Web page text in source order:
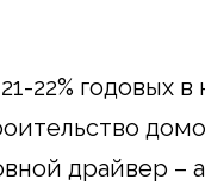
22% годовых в
драйвер –